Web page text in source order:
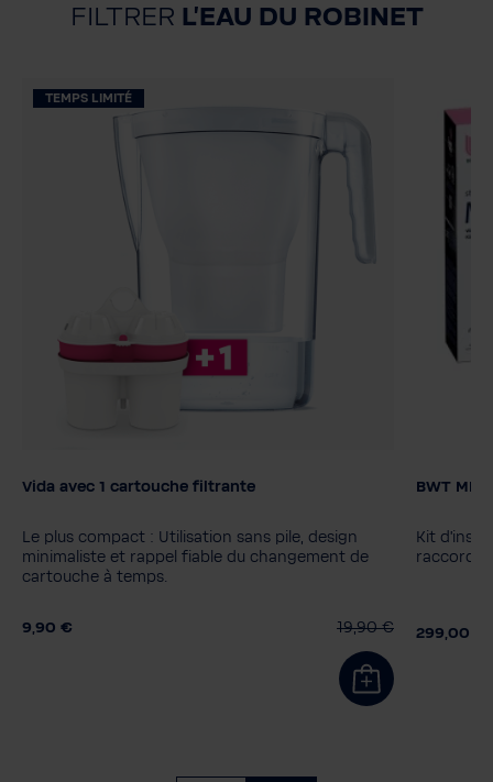
FILTRER L'EAU DU ROBINET
TEMPS LIMITÉ
Couleur
Vida avec 1 cartouche filtrante
Le plus compact : Utilisation sans pile, design
minimaliste et rappel fiable du changement de
cartouche à temps.
9,90 € 19,90 €
Filter
BWT
Kit
299,00 €